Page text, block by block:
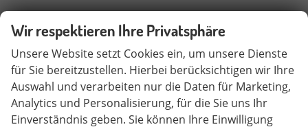
Konfigurator VW T7 Multivan
In unserem VW Konfigurator können Sie
Ihren Volkswagen T7 Multivan Bus
individuell
konfigurieren, bzw. zusammenstellen. Die
Ausstattungslinien, Ausstattungslinien Multivan, Life,
Edition und Style Modelle, Option, Mehrausstattung,
Wir respektieren Ihre Privatsphäre
Unsere Website setzt Cookies ein, um unsere Dienste
für Sie bereitzustellen. Hierbei berücksichtigen wir Ihre
Auswahl und verarbeiten nur die Daten für Marketing,
Analytics und Personalisierung, für die Sie uns Ihr
Einverständnis geben. Sie können Ihre Einwilligung